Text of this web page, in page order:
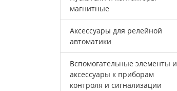
магнитные
Аксессуары для релейной
автоматики
Вспомогательные элементы и
аксессуары к приборам
контроля и сигнализации